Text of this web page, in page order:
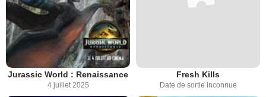
Jurassic World : Renaissance
4 juillet 2025
Fresh Kills
Date de sortie inconnue